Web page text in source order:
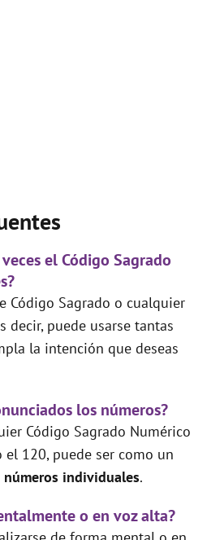
el Código Sagrado
Código Sagrado o cualquier
decir, puede usarse tantas
la intención que deseas
los números?
Código Sagrado Numérico
el 120, puede ser como un
números individuales.
o en voz alta?